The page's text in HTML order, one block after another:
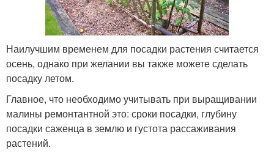
Наилучшим временем для посадки растения считается
осень, однако при желании вы также можете сделать
посадку летом.
Главное, что необходимо учитывать при выращивании
малины ремонтантной это: сроки посадки, глубину
посадки саженца в землю и густота рассаживания
растений.